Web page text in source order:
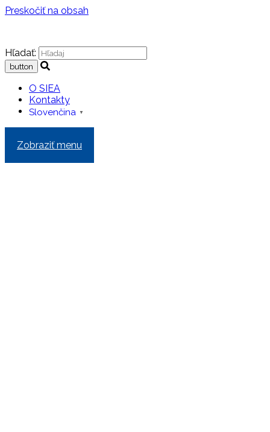
Preskočiť na obsah
Hľadať:
O SIEA
Kontakty
Slovenčina ▼
Zobraziť menu